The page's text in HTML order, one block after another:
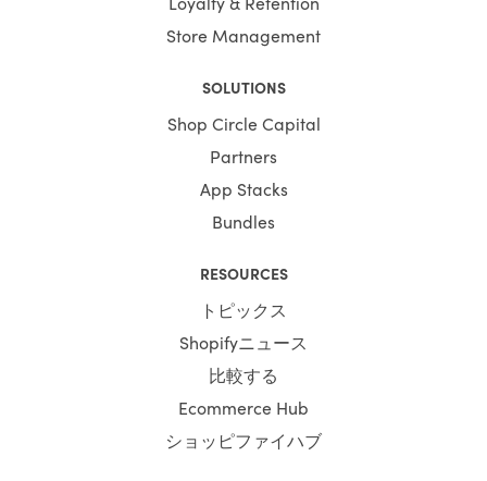
Store Management
SOLUTIONS
Shop Circle Capital
Partners
App Stacks
Bundles
RESOURCES
トピックス
Shopifyニュース
比較する
Ecommerce Hub
ショッピファイハブ